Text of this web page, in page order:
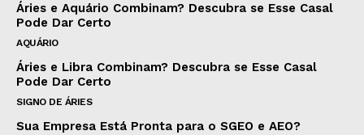
Áries e Aquário Combinam? Descubra se Esse Casal
Pode Dar Certo
AQUÁRIO
Áries e Libra Combinam? Descubra se Esse Casal
Pode Dar Certo
SIGNO DE ÁRIES
Sua Empresa Está Pronta para o SGEO e AEO?